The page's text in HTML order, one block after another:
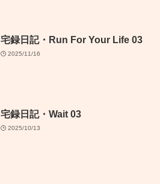
宅録日記・Run For Your Life 03
2025/11/16
宅録日記・Wait 03
2025/10/13